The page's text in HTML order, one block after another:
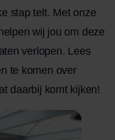
stap telt. Met onze
wij jou om deze
verlopen. Lees
te komen over
daarbij komt kijken!